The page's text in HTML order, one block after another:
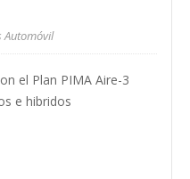
Automóvil
el Plan PIMA Aire-3
e hibridos